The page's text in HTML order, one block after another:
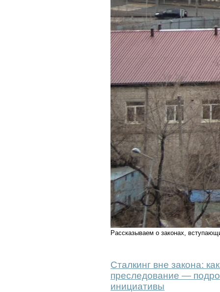
Рассказываем о законах,
Сталкинг вне закона:
преследование —
инициативы